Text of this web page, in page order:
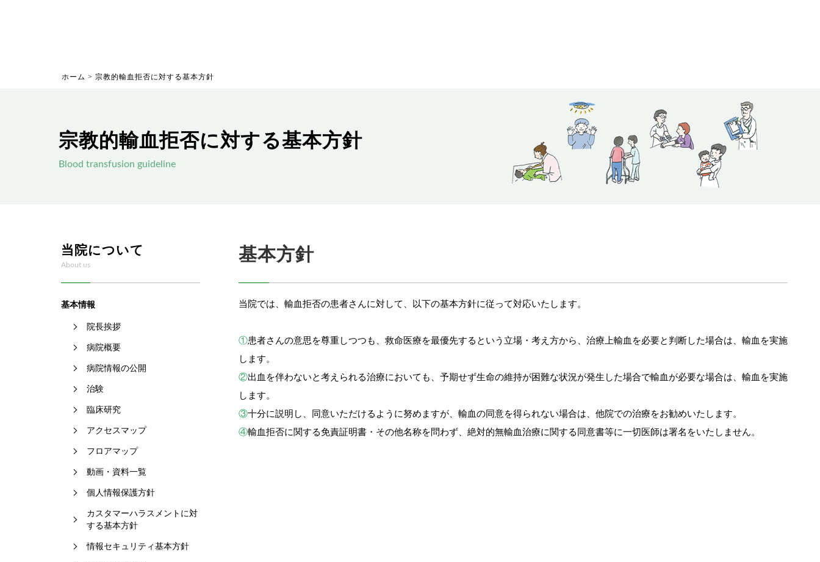
ホーム > 宗教的輸血拒否に対する基本方針
宗教的輸血拒否に対する基本方針
Blood transfusion guideline
当院について
About us
基本情報
院長挨拶
病院概要
病院情報の公開
治験
臨床研究
アクセスマップ
フロアマップ
動画・資料一覧
個人情報保護方針
カスタマーハラスメントに対
する基本方針
情報セキュリティ基本方針
基本方針
当院では、輸血拒否の患者さんに対して、以下の基本方針に従って対応いたします。
①患者さんの意思を尊重しつつも、救命医療を最優先するという立場・考え方から、治療上輸血を必要と判断した場合は、輸血を実施
します。
②出血を伴わないと考えられる治療においても、予期せず生命の維持が困難な状況が発生した場合で輸血が必要な場合は、輸血を実施
します。
③十分に説明し、同意いただけるように努めますが、輸血の同意を得られない場合は、他院での治療をお勧めいたします。
④輸血拒否に関する免責証明書・その他名称を問わず、絶対的無輸血治療に関する同意書等に一切医師は署名をいたしません。